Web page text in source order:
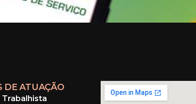
DE ATUAÇÃO
Trabalhista